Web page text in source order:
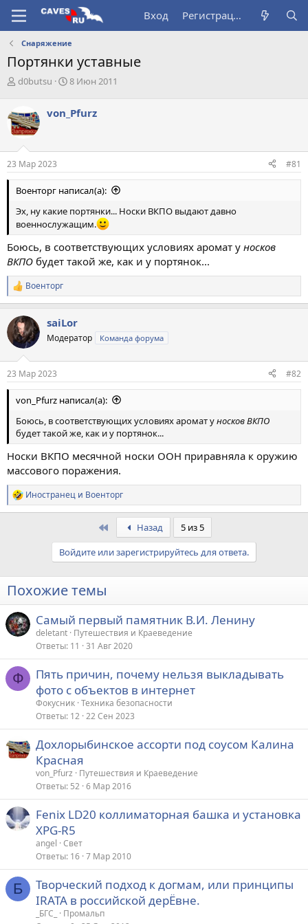
Вход Регистрация
Снаряжение
Портянки уставные
А
о
р
е
м
ы
d0butsu
Д
а
ч
л
а
8 Июн 2011
von_Pfurz
23 Мар 2023 #81
Военторг написал(а):
Эх, ну какие портянки... Носки ВКПО выдают давно
военнослужащим.
Боюсь, в соответствующих условиях аромат у носков
ВКПО будет такой же, как и у портянок...
Р
е
к
ц
и
Военторг
saiLor
Модератор Команда форума
23 Мар 2023 #82
von_Pfurz написал(а):
Боюсь, в соответствующих условиях аромат уносков ВКПО
будет такой же, как и у портянок...
Носки ВКПО месячной носки ООН приравняла к оружию
массового поражения.
Р
е
:
Иностранец и Военторг
Назад
5 из 5
Войдите или зарегистрируйтесь для ответа.
Похожие темы
Самый первый памятник В.И. Ленину
deletant Путешествия и Краеведение
Ответы 11 31 Авг 2020
Ф
Пять причин, почему нельзя выкладывать
фото с объектов в интернет
Фокусник Техника безопасности
Ответы 12 22 Сен 2023
Дохлорыбинское ассорти под соусом Калина
Красная
von_Pfurz
Путешествия и Краеведение
Ответы 52 6 Мар 2016
Fenix LD20 коллиматорная башка и установка
XPG-R5
angel Свет
Ответы 16 7 Мар 2010
Б
Творческий подход к догмам, или принципы
IRATA в российской дерЁвне.
_БГС_
Промальп